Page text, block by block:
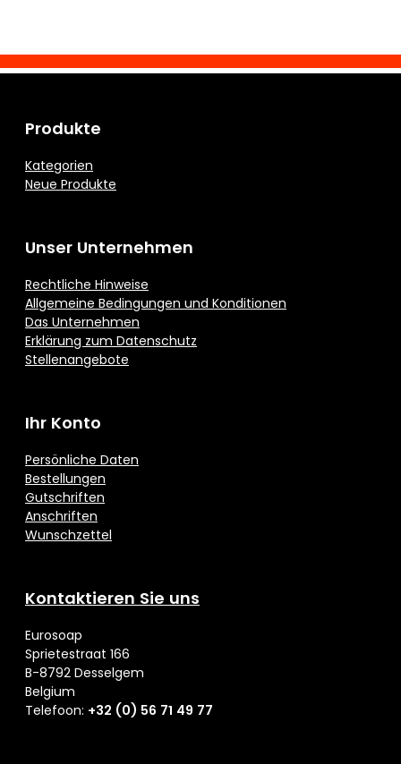
Produkte
Kategorien
Neue Produkte
Unser Unternehmen
Rechtliche Hinweise
Allgemeine Bedingungen und Konditionen
Das Unternehmen
Erklärung zum Datenschutz
Stellenangebote
Ihr Konto
Persönliche Daten
Bestellungen
Gutschriften
Anschriften
Wunschzettel
Kontaktieren Sie uns
Eurosoap
Sprietestraat 166
B-8792 Desselgem
Belgium
Telefoon: +32 (0) 56 71 49 77